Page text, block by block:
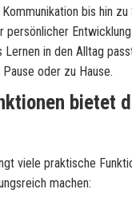
bis hin zu
persönlicher
in den Alltag
oder zu Hause.
bietet
viele praktische
machen: